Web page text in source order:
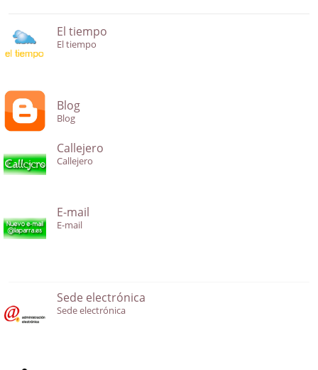
El tiempo
El tiempo
Blog
Blog
Callejero
Callejero
E-mail
E-mail
Sede electrónica
Sede electrónica